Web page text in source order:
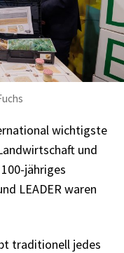
wichtigste
und
jähriges
LEADER waren
traditionell jedes